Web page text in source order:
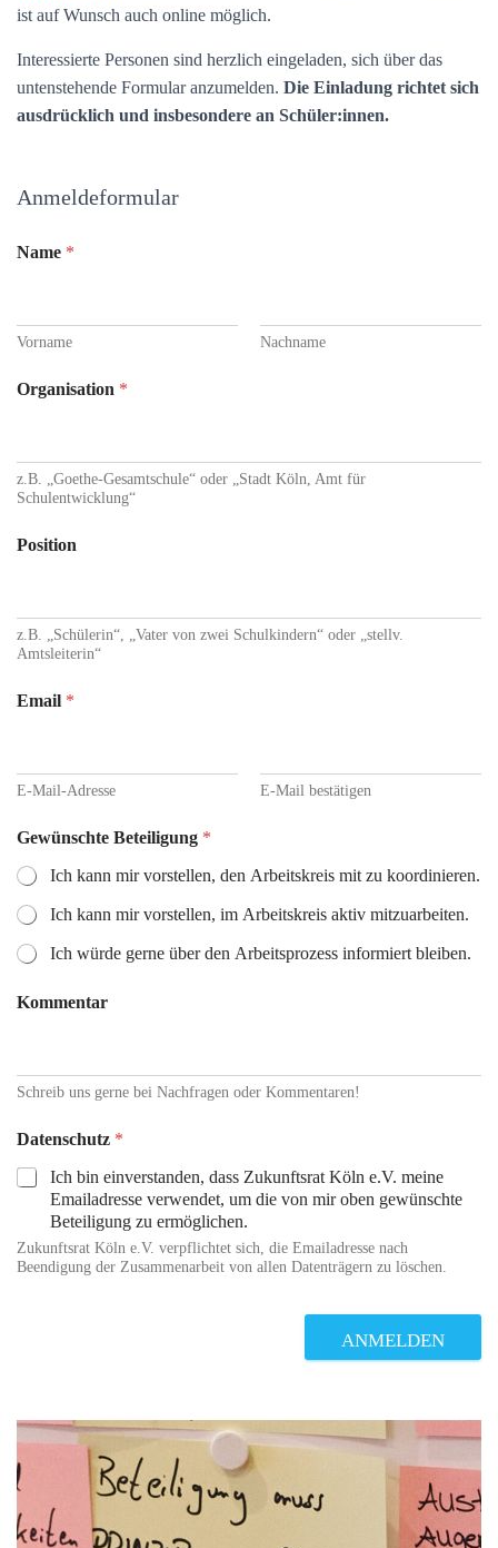
ist auf Wunsch auch online möglich.
Interessierte Personen sind herzlich eingeladen, sich über das
untenstehende Formular anzumelden. Die Einladung richtet sich
ausdrücklich und insbesondere an Schüler:innen.
Anmeldeformular
Name *
Vorname Nachname
Organisation *
z.B. „Goethe-Gesamtschule“ oder „Stadt Köln, Amt für
Schulentwicklung“
Position
z.B. „Schülerin“, „Vater von zwei Schulkindern“ oder „stellv.
Amtsleiterin“
Email *
E-Mail-Adresse E-Mail bestätigen
Gewünschte Beteiligung *
Ich kann mir vorstellen, den Arbeitskreis mit zu koordinieren.
Ich kann mir vorstellen, im Arbeitskreis aktiv mitzuarbeiten.
Ich würde gerne über den Arbeitsprozess informiert bleiben.
Kommentar
Schreib uns gerne bei Nachfragen oder Kommentaren!
Datenschutz *
Ich bin einverstanden, dass Zukunftsrat Köln e.V. meine
Emailadresse verwendet, um die von mir oben gewünschte
Beteiligung zu ermöglichen.
Zukunftsrat Köln e.V. verpflichtet sich, die Emailadresse nach
Beendigung der Zusammenarbeit von allen Datenträgern zu löschen.
ANMELDEN